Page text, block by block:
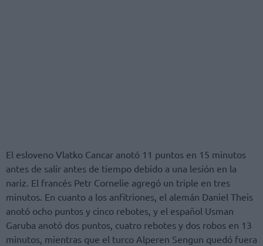
El esloveno Vlatko Cancar anotó 11 puntos en 15 minutos
antes de salir antes de tiempo debido a una lesión en la
nariz. El francés Petr Cornelie agregó un triple en tres
minutos. En cuanto a los anfitriones, el alemán Daniel Theis
anotó ocho puntos y cinco rebotes, y el español Usman
Garuba anotó dos puntos, cuatro rebotes y dos robos en 13
minutos, mientras que el turco Alperen Sengun quedó fuera